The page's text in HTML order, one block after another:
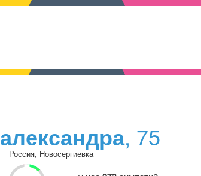
александра, 75
Россия, Новосергиевка